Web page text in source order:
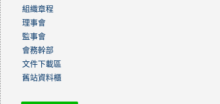
組織章程
理事會
監事會
會務幹部
文件下載區
舊站資料櫃